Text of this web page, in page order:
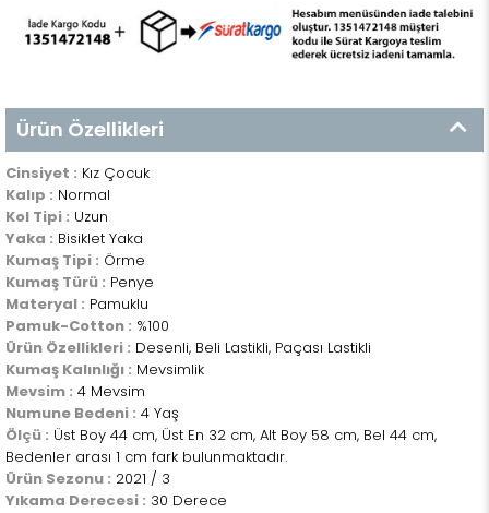
Ürün Özellikleri
Cinsiyet : Kız Çocuk
Kalıp : Normal
Kol Tipi : Uzun
Yaka : Bisiklet Yaka
Kumaş Tipi : Örme
Kumaş Türü : Penye
Materyal : Pamuklu
Pamuk-Cotton : %100
Ürün Özellikleri : Desenli, Beli Lastikli, Paçası Lastikli
Kumaş Kalınlığı : Mevsimlik
Mevsim : 4 Mevsim
Numune Bedeni : 4 Yaş
Ölçü : Üst Boy 44 cm, Üst En 32 cm, Alt Boy 58 cm, Bel 44 cm,
Bedenler arası 1 cm fark bulunmaktadır.
Ürün Sezonu : 2021 / 3
Yıkama Derecesi : 30 Derece